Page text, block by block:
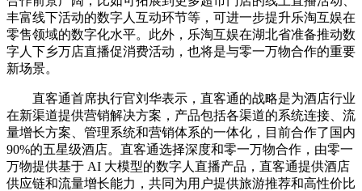
丰富线下活动的数字人互动环节等，可进一步提升乐淘互娱在
零售领域的数字化水平。此外，乐淘互娱在湖北省准备推动数
字人下乡万店直播促消费活动，也将是与零一万物合作的重要
新场景。
直客通首席执行官刘华表示，直客通的战略是为酒店行业
在新渠道提供营销解决方案，产品包括各渠道的系统连接、流
量增长方案、管理系统和营销体系的一体化，目前合作了国内
90%的五星级酒店。直客通选择深度和零一万物合作，由零一
万物提供基于 AI 大模型的数字人直播产品，直客通提供酒店
供应链和流量增长能力，共同为用户提供旅游推荐和高性价比